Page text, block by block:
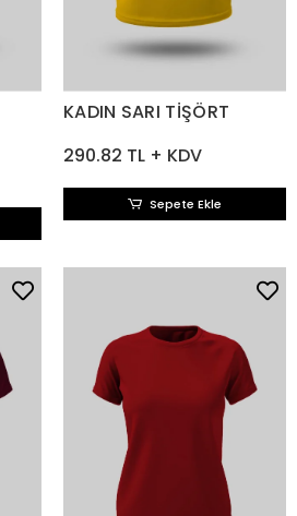
KADIN SARI TİŞÖRT
290.82 TL + KDV
Sepete Ekle